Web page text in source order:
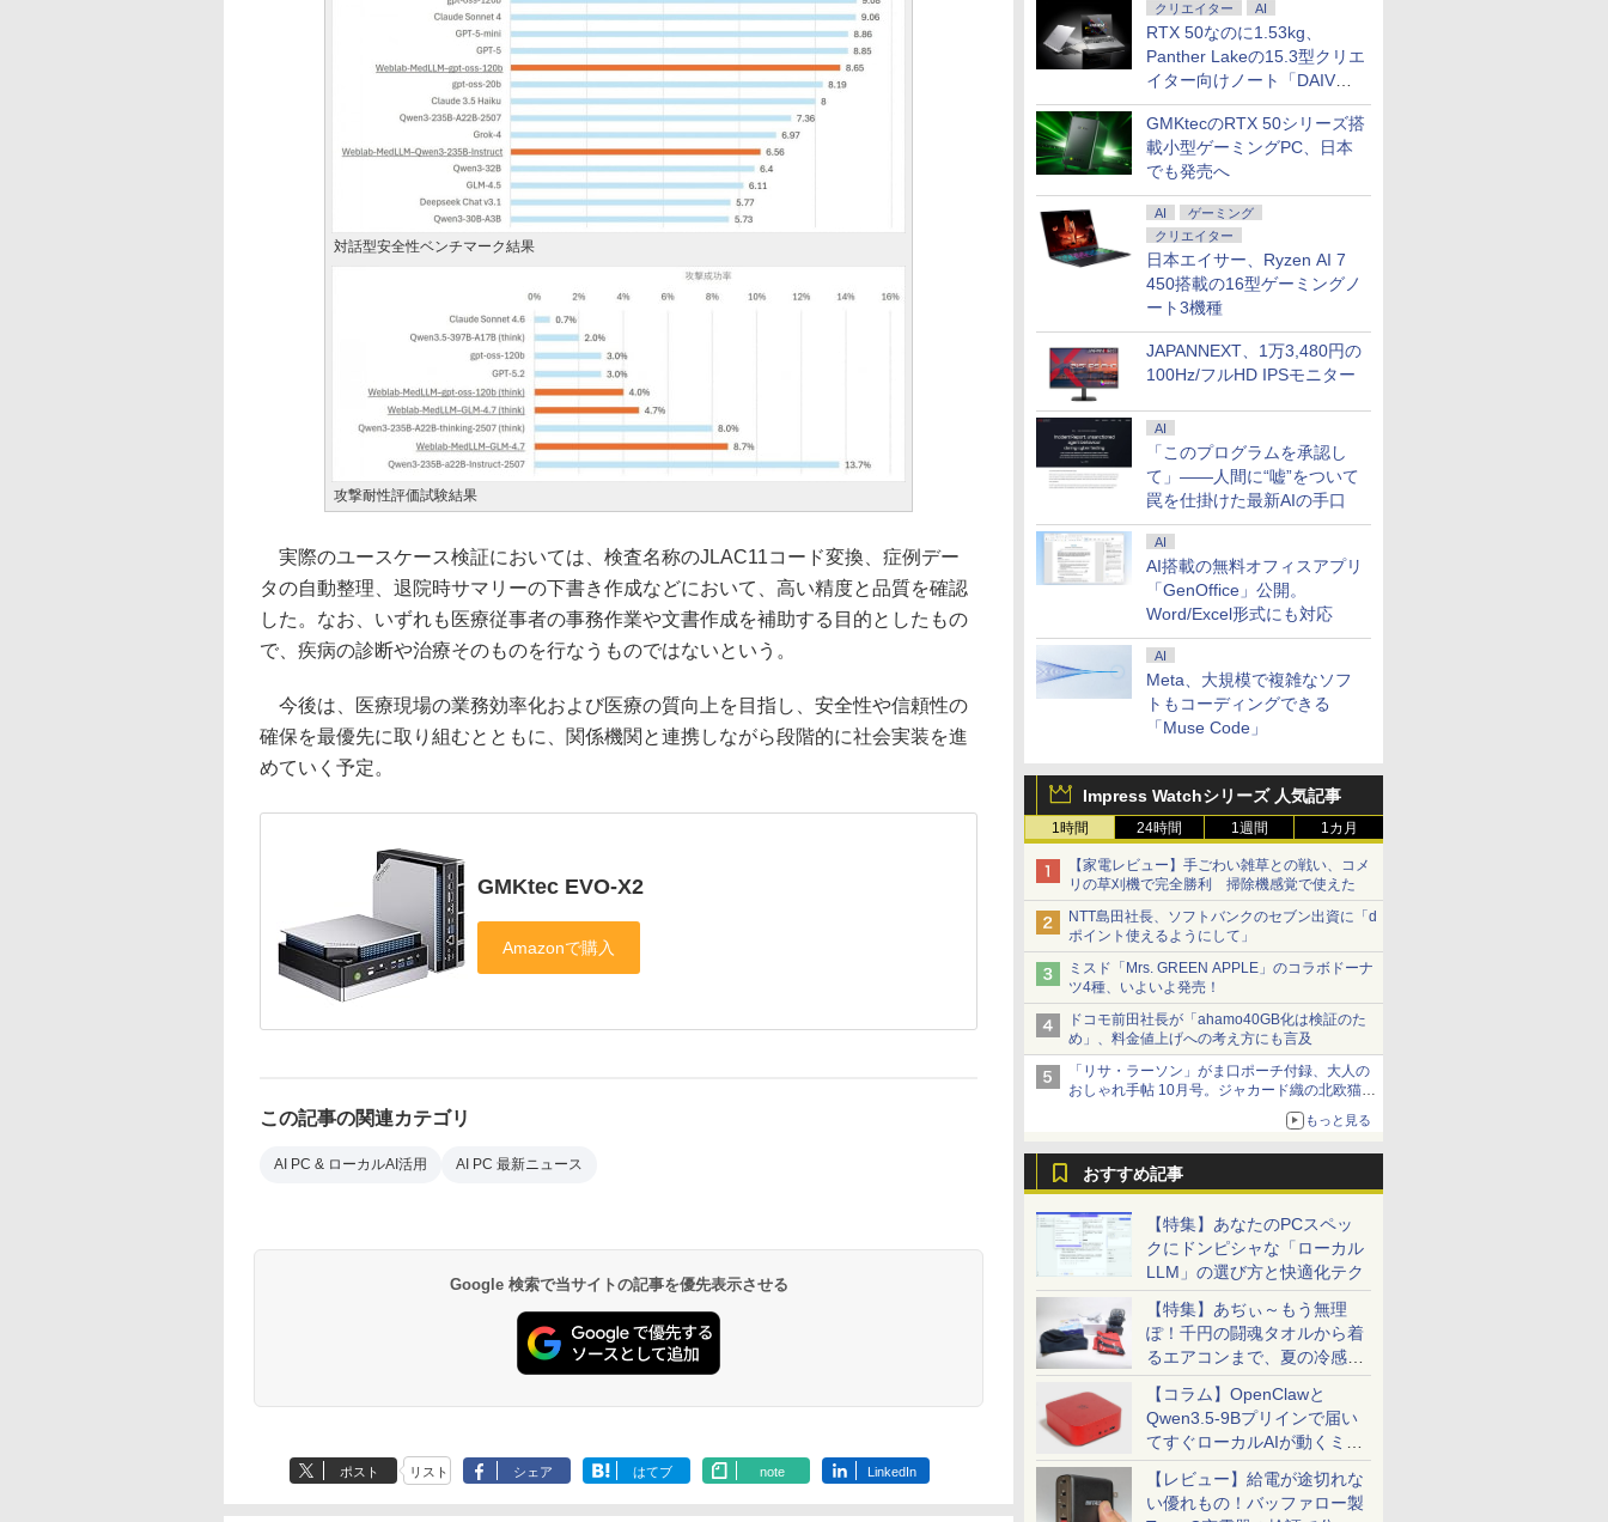
クリエイター AI
RTX 50なのに1.53kg、
Panther Lakeの15.3型クリエ
イター向けノート「DAIV
Z5」
GMKtecのRTX 50シリーズ搭
載小型ゲーミングPC、日本
でも発売へ
AI
ゲーミング
クリエイター
日本エイサー、Ryzen AI 7
450搭載の16型ゲーミングノ
ート3機種
JAPANNEXT、1万3,480円の
100Hz/フルHD IPSモニター
AI
「このプログラムを承認し
て」――人間に“嘘”をついて
罠を仕掛けた最新AIの手口
AI
AI搭載の無料オフィスアプリ
「GenOffice」公開。
Word/Excel形式にも対応
AI
Meta、大規模で複雑なソフ
トもコーディングできる
「Muse Code」
Impress Watchシリーズ 人気記事
1時間 24時間 1週間 1カ月
【家電レビュー】手ごわい雑草との戦い、コメ
リの草刈機で完全勝利 掃除機感覚で使えた
NTT島田社長、ソフトバンクのセブン出資に「d
ポイント使えるようにして」
ミスド「Mrs. GREEN APPLE」のコラボドーナ
ツ4種、いよいよ発売！
ドコモ前田社長が「ahamo40GB化は検証のた
め」、料金値上げへの考え方にも言及
「リサ・ラーソン」がま口ポーチ付録、大人の
おしゃれ手帖 10月号。ジャカード織の北欧猫デ
もっと見る
おすすめ記事
【特集】あなたのPCスペッ
クにドンピシャな「ローカル
LLM」の選び方と快適化テク
【特集】あぢぃ～もう無理
ぽ！千円の闘魂タオルから着
るエアコンまで、夏の冷感グ
ッズ一挙紹介
【コラム】OpenClawと
Qwen3.5-9Bプリインで届い
てすぐローカルAIが動くミニ
PC「SER9 Pro」
【レビュー】給電が途切れな
い優れもの！バッファロー製
対話型安全性ベンチマーク結果
攻撃耐性評価試験結果
実際のユースケース検証においては、検査名称のJLAC11コード変換、症例デー
タの自動整理、退院時サマリーの下書き作成などにおいて、高い精度と品質を確認
した。なお、いずれも医療従事者の事務作業や文書作成を補助する目的としたもの
で、疾病の診断や治療そのものを行なうものではないという。
今後は、医療現場の業務効率化および医療の質向上を目指し、安全性や信頼性の
確保を最優先に取り組むとともに、関係機関と連携しながら段階的に社会実装を進
めていく予定。
GMKtec EVO-X2
この記事の関連カテゴリ
AI PC & ローカルAI活用 AI PC 最新ニュース
Google 検索で当サイトの記事を優先表示させる
ポスト リスト シェア はてブ note LinkedIn